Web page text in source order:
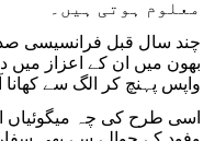
معلوم ہوتی ہیں۔
چند سال قبل فرانسیسی
بھون میں ان کے اعزاز میں
واپس پہنچ کر الگ سے کھانا
اسی طرح کی چہ میگوئیاں